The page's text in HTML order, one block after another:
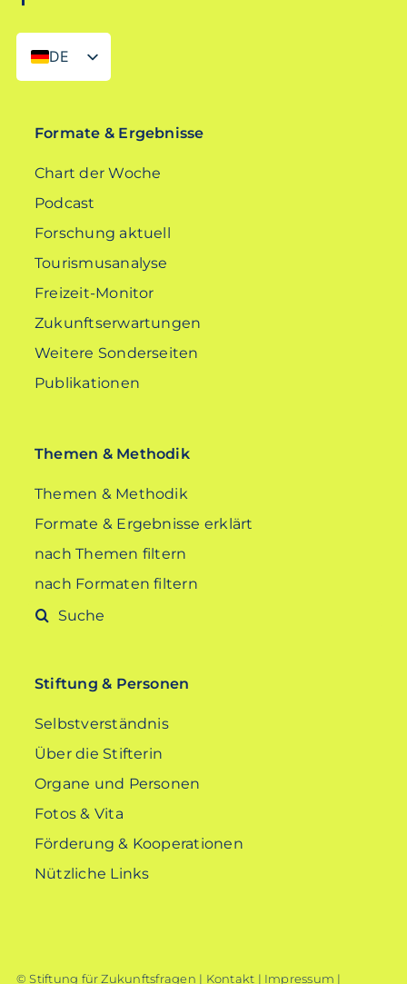
DE
EN
Formate & Ergebnisse
Chart der Woche
Podcast
Forschung aktuell
Tourismusanalyse
Freizeit-Monitor
Zukunftserwartungen
Weitere Sonderseiten
Publikationen
Themen & Methodik
Themen & Methodik
Formate & Ergebnisse erklärt
nach Themen filtern
nach Formaten filtern
Suche
Stiftung & Personen
Selbstverständnis
Über die Stifterin
Organe und Personen
Fotos & Vita
Förderung & Kooperationen
Nützliche Links
© Stiftung für Zukunftsfragen | Kontakt | Impressum |